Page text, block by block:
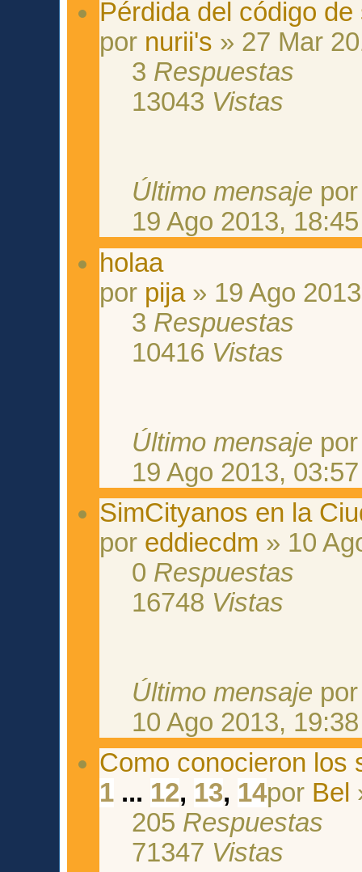
Pérdida del código
por nurii's » 27 Mar
3 Respuestas
13043 Vistas
Último mensaje
19 Ago 2013, 18:45
holaa
por pija» 19 Ago
3 Respuestas
10416 Vistas
Último mensaje
19 Ago 2013, 03:57
SimCityanos en la
por eddiecdm » 10
0 Respuestas
16748 Vistas
Último mensaje
10 Ago 2013, 19:38
Como conocieron los
1 ... 12, 13, 14por Bel
205 Respuestas
71347 Vistas